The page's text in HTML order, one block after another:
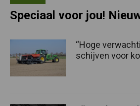
Speciaal voor jou!
“Hoge
schijven voor